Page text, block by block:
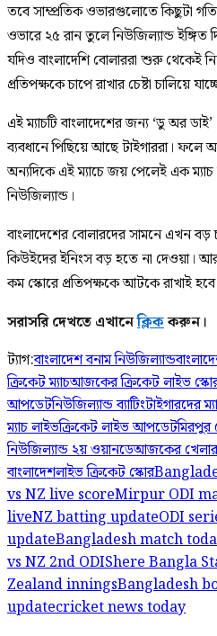
তবে সাম্প্রতিক ওভারগুলোতে কিছুটা
ওভারে ২৫ রান তুলে নিউজিল্যান্ড
যদিও বাংলাদেশি বোলাররা শুরু থেকেই
প্রতিপক্ষকে চাপে রাখার চেষ্টা চালিয়ে
এই ম্যাচটি বাংলাদেশের জন্য ‘ডু অর
ব্যবধানে পিছিয়ে আছে টাইগাররা। ফলে
অন্যদিকে এই ম্যাচে জয় পেলেই এক
নিউজিল্যান্ড।
বাংলাদেশের বোলারদের সামনে এখন বড়
কিউইদের ইনিংস বড় হতে না দেওয়া।
কম স্কোরে প্রতিপক্ষকে আটকে রাখাই
সরাসরি দেখতে এখানেক্লিককরুন।
ট্যাগ:বাংলাদেশ বনাম নিউজিল্যান্ড
ক্রিকেট ম্যাচআজকের ক্রিকেট লাইভ
আপডেটনিউজিল্যান্ড ব্যাটিংটাইগারদের
ম্যাচ লাইভক্রিকেট লাইভ আপডেটমিরপুর
নিউজিল্যান্ড ২য় ওয়ানডেআজকের
বাংলাদেশলাইভ ক্রিকেট স্কোর
vs NZ live scoreMirpur ODI
liveNZ batting updateODI
updateBangladesh match
vs NZ 2nd ODIShere Bangla
Zealand inningsBangladesh
updatecricket news today